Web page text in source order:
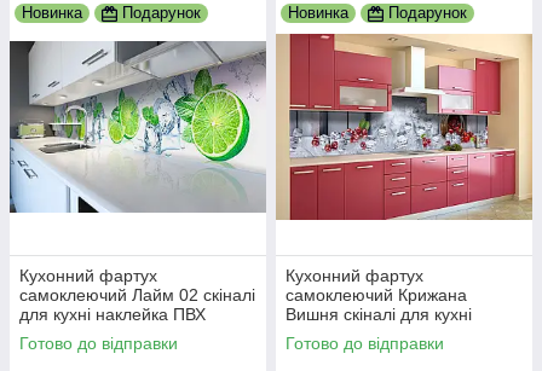
Новинка Подарунок
Кухонний фартух
самоклеючий Лайм 02 скіналі
для кухні наклейка ПВХ
цитруси лід м'ята зелений
600х2000 мм
Готово до відправки
Новинка Подарунок
Кухонний фартух
самоклеючий Крижана
Вишня скіналі для кухні
наклейка ПВХ ягоди лід сірий
600х2000 мм
Готово до відправки